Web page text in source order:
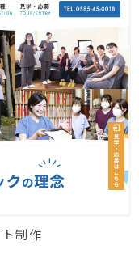
制作